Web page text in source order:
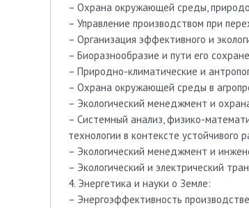
– Охрана окружающей среды,
– Управление производством при
– Организация эффективного и
– Биоразнообразие и пути его
– Природно-климатические и
– Охрана окружающей среды в
– Экологический менеджмент и
– Системный анализ, физико-
технологии в контексте устойчивого
– Экологический менеджмент и
– Экологический и электрический
4. Энергетика и науки о Земле:
– Энергоэффективность